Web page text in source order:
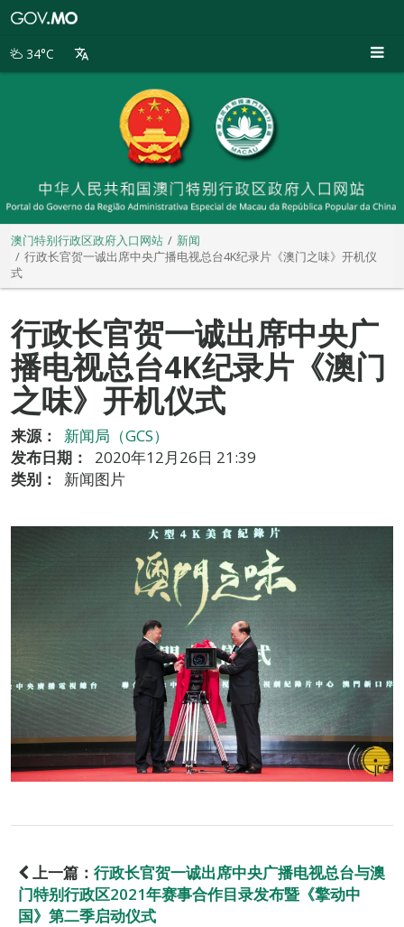
别
34°C
澳门特别行政区政府入口网站
新闻
行政长官贺一诚出席中央广播电视总台4K纪录片《澳门之味》开机仪
式
行政长官贺一诚出席中央广
播电视总台4K纪录片《澳门
之味》开机仪式
来源：
新闻局（GCS）
发布日期：
2020年12月26日 21:39
类别：
新闻图片
上一篇： 行政长官贺一诚出席中央广播电视总台与澳
门特别行政区2021年赛事合作目录发布暨《擎动中
国》第二季启动仪式